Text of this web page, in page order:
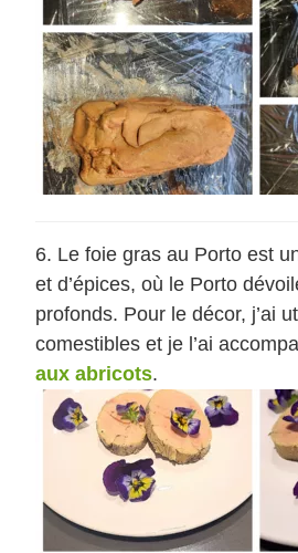
Le foie gras au Porto est
et d’épices, où le Porto
profonds. Pour le décor, j’ai
comestibles et je l’ai
aux abricots.